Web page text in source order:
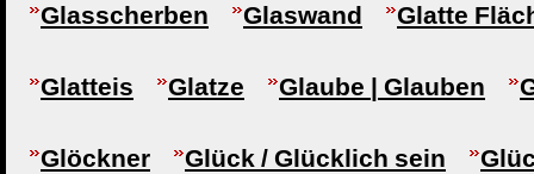
Glasscherben Glaswand Glatte
Glatteis Glatze Glaube | Glauben
Glöckner Glück / Glücklich sein